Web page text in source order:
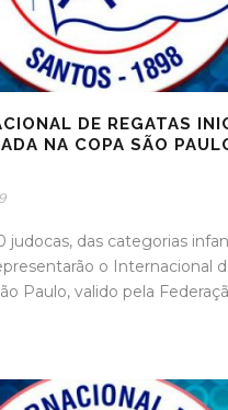
DE REGATAS
NA COPA SÃO
judocas, das categorias
o Internacional
Paulo, valido pela